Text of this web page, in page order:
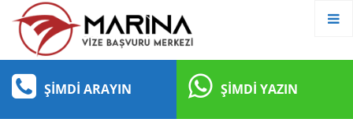
ŞIMDI ARAYIN ŞIMDI YAZIN